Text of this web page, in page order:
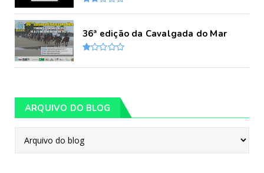
36ª edição da Cavalgada do Mar
ARQUIVO DO BLOG